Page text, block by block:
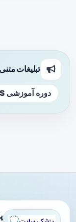
تبلیغات متنی
دوره آموزشی ATLS